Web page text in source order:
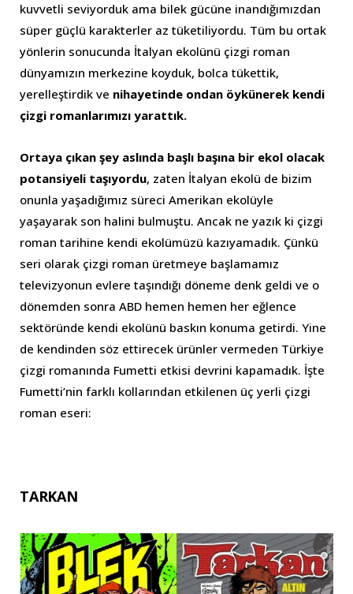
kuvvetli seviyorduk ama bilek gücüne inandığımızdan
süper güçlü karakterler az tüketiliyordu. Tüm bu ortak
yönlerin sonucunda İtalyan ekolünü çizgi roman
dünyamızın merkezine koyduk, bolca tükettik,
yerelleştirdik ve nihayetinde ondan öykünerek kendi
çizgi romanlarımızı yarattık.
Ortaya çıkan şey aslında başlı başına bir ekol olacak
potansiyeli taşıyordu, zaten İtalyan ekolü de bizim
onunla yaşadığımız süreci Amerikan ekolüyle
yaşayarak son halini bulmuştu. Ancak ne yazık ki çizgi
roman tarihine kendi ekolümüzü kazıyamadık. Çünkü
seri olarak çizgi roman üretmeye başlamamız
televizyonun evlere taşındığı döneme denk geldi ve o
dönemden sonra ABD hemen hemen her eğlence
sektöründe kendi ekolünü baskın konuma getirdi. Yine
de kendinden söz ettirecek ürünler vermeden Türkiye
çizgi romanında Fumetti etkisi devrini kapamadık. İşte
Fumetti’nin farklı kollarından etkilenen üç yerli çizgi
roman eseri:
TARKAN